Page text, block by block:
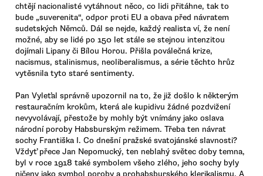
chtějí nacionalisté vytáhnout něco, co lidi přitáhne, tak to
bude „suverenita“, odpor proti EU a obava před návratem
sudetských Němců. Dál se nejde, každý realista ví, že není
možné, aby se lidé po 150 let stále se stejnou intenzitou
dojímali Lipany či Bílou Horou. Přišla poválečná krize,
nacismus, stalinismus, neoliberalismus, a série těchto hrůz
vytěsnila tyto staré sentimenty.
Pan Vyleťal správně upozornil na to, že již došlo k některým
restauračním krokům, která ale kupidivu žádné pozdvižení
nevyvolávají, přestože by mohly být vnímány jako oslava
národní poroby Habsburským režimem. Třeba ten návrat
sochy Františka I. Co dnešní pražské svatojánské slavnosti?
Vždyť přece Jan Nepomucký, ten neblahý světec doby temna,
byl v roce 1918 také symbolem všeho zlého, jeho sochy byly